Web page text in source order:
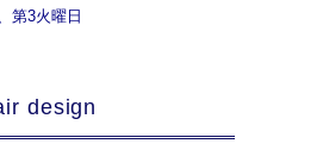
第3火曜日
design